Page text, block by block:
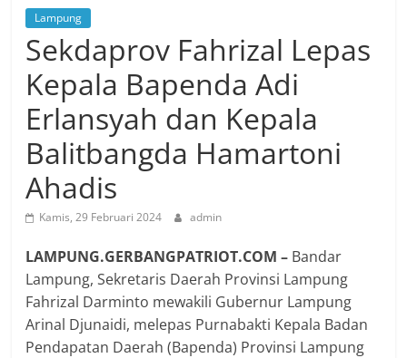
Lampung
Sekdaprov Fahrizal Lepas
Kepala Bapenda Adi
Erlansyah dan Kepala
Balitbangda Hamartoni
Ahadis
Kamis, 29 Februari 2024 admin
LAMPUNG.GERBANGPATRIOT.COM – Bandar
Lampung, Sekretaris Daerah Provinsi Lampung
Fahrizal Darminto mewakili Gubernur Lampung
Arinal Djunaidi, melepas Purnabakti Kepala Badan
Pendapatan Daerah (Bapenda) Provinsi Lampung